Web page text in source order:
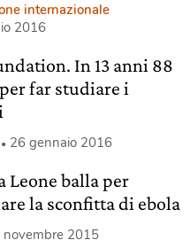
internazionale
2016
In 13 anni 88
far studiare i
26 gennaio 2016
Leone balla per
la sconfitta di ebola
novembre 2015